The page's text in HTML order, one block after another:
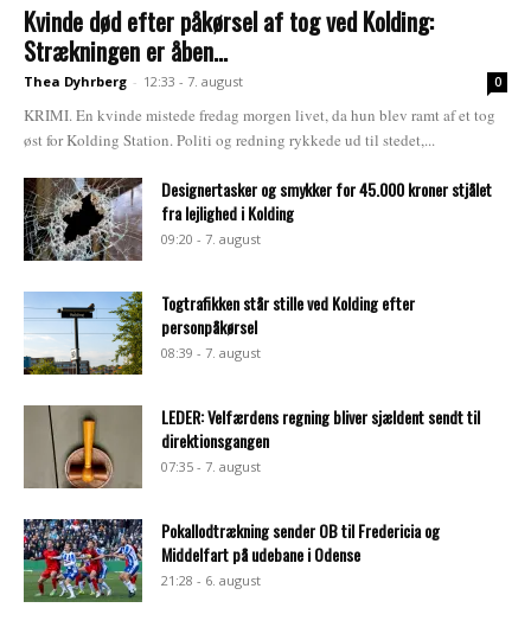
Kvinde død efter påkørsel af tog ved Kolding:
Strækningen er åben...
Thea Dyhrberg - 12:33 - 7. august 0
KRIMI. En kvinde mistede fredag morgen livet, da hun blev ramt af et tog
øst for Kolding Station. Politi og redning rykkede ud til stedet,...
Designertasker og smykker for 45.000 kroner stjålet
fra lejlighed i Kolding
09:20 - 7. august
Togtrafikken står stille ved Kolding efter
personpåkørsel
08:39 - 7. august
LEDER: Velfærdens regning bliver sjældent sendt til
direktionsgangen
07:35 - 7. august
Pokallodtrækning sender OB til Fredericia og
Middelfart på udebane i Odense
21:28 - 6. august